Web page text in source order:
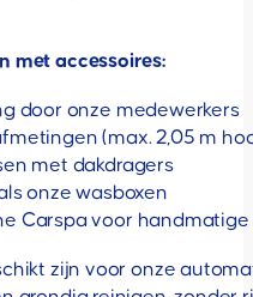
met accessoires:
door onze medewerkers
(max. 2,05 m
met dakdragers
onze wasboxen
Carspa voor
zijn voor onze